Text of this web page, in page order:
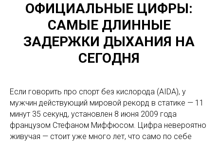
ОФИЦИАЛЬНЫЕ ЦИФРЫ:
САМЫЕ ДЛИННЫЕ
ЗАДЕРЖКИ ДЫХАНИЯ НА
СЕГОДНЯ
Если говорить про спорт без кислорода (AIDA), у
мужчин действующий мировой рекорд в статике — 11
минут 35 секунд, установлен 8 июня 2009 года
французом Стефаном Миффюсом. Цифра невероятно
живучая — стоит уже много лет, что само по себе